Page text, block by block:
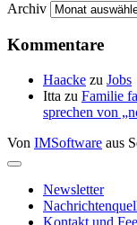
Archiv
Kommentare
Haacke zu Jobs
Itta zu Familie
sprechen von
Von IMSoftware aus
Newsletter
Kontakt und